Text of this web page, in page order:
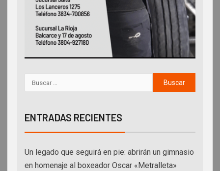
ENTRADAS RECIENTES
Un legado que seguirá en pie: abrirán un gimnasio
en homenaje al boxeador Oscar «Metralleta»